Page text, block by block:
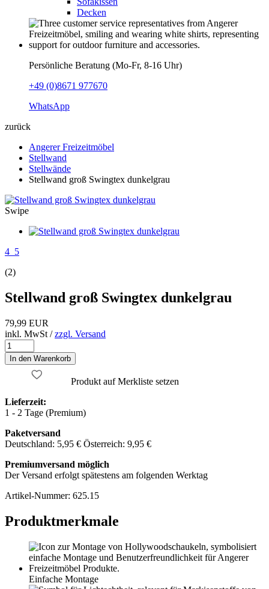
Decken
Persönliche Beratung (Mo-Fr, 8-16 Uhr)
+49 (0)8671 977670
WhatsApp
zurück
Angerer Freizeitmöbel
Stellwand
Stellwände
Stellwand groß Swingtex dunkelgrau
Swipe
4_5
(2)
Stellwand groß Swingtex dunkelgrau
79,99 EUR
inkl. MwSt /zzgl. Versand
Produkt auf Merkliste setzen
Lieferzeit:
1 - 2 Tage (Premium)
Paketversand
Deutschland: 5,95 € Österreich: 9,95 €
Premiumversand möglich
Der Versand erfolgt spätestens am folgenden Werktag
Artikel-Nummer: 625.15
Produktmerkmale
Einfache Montage